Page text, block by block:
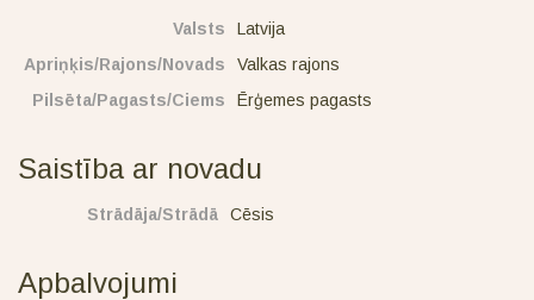
Valsts
Latvija
Apriņķis/Rajons/Novads
Valkas rajons
Pilsēta/Pagasts/Ciems
Ērģemes pagasts
Saistība ar novadu
Strādāja/Strādā Cēsis
Apbalvojumi